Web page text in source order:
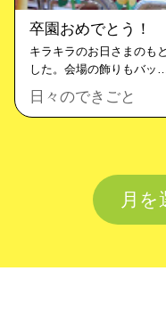
卒園おめでとう！
キラキラのお日さまのも
した。会場の飾りもバッ
日々のできごと